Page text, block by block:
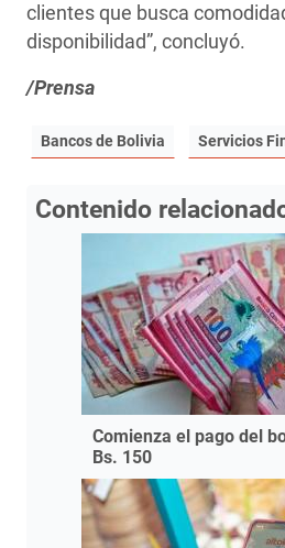
clientes que busca
disponibilidad”, concluyó.
/Prensa
Bancos de Bolivia Servicios
Contenido
Comienza el pago del
Bs. 150